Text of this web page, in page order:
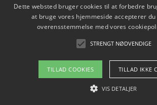
hverdag
Om / kontakt
Blog
Dette websted bruger cookies til at forbedre
at bruge vores hjemmeside accepterer
overensstemmelse med vores
STRENGT NØDVENDIGE
TILLAD COOKIES TILLAD IKKE
VIS DETALJER